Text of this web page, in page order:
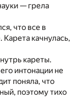
— грела
что все в
качнулась,
кареты.
интонации не
поняла, что
поэтому тихо